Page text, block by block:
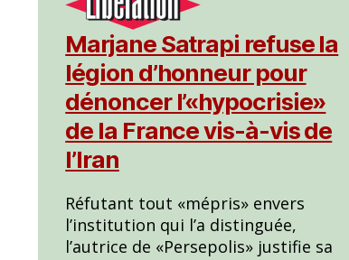
Marjane Satrapi refuse la
légion d’honneur pour
dénoncer l’«hypocrisie»
de la France vis-à-vis de
l’Iran
Réfutant tout «mépris» envers
l’institution qui l’a distinguée,
l’autrice de «Persepolis» justifie sa